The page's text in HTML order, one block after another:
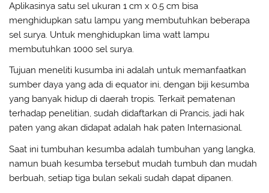
Aplikasinya satu sel ukuran 1 cm x 0.5 cm bisa
menghidupkan satu lampu yang membutuhkan beberapa
sel surya. Untuk menghidupkan lima watt lampu
membutuhkan 1000 sel surya.
Tujuan meneliti kusumba ini adalah untuk memanfaatkan
sumber daya yang ada di equator ini, dengan biji kesumba
yang banyak hidup di daerah tropis. Terkait pematenan
terhadap penelitian, sudah didaftarkan di Prancis, jadi hak
paten yang akan didapat adalah hak paten Internasional.
Saat ini tumbuhan kesumba adalah tumbuhan yang langka,
namun buah kesumba tersebut mudah tumbuh dan mudah
berbuah, setiap tiga bulan sekali sudah dapat dipanen.